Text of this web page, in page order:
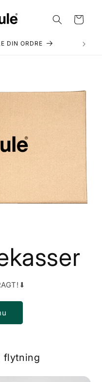
Indkøbskurv
DIN ORDRE
flytning